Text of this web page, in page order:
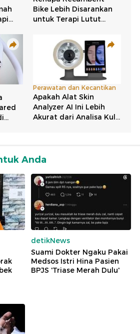
Anda
detikNews
Suami Dokter Ngaku Pakai
Medsos Istri Hina Pasien
BPJS 'Triase Merah Dulu'